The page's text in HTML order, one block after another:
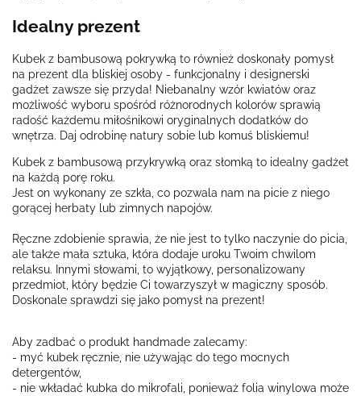
Idealny prezent
Kubek z bambusową pokrywką to również doskonały pomysł
na prezent dla bliskiej osoby - funkcjonalny i designerski
gadżet zawsze się przyda! Niebanalny wzór kwiatów oraz
możliwość wyboru spośród różnorodnych kolorów sprawią
radość każdemu miłośnikowi oryginalnych dodatków do
wnętrza. Daj odrobinę natury sobie lub komuś bliskiemu!
Kubek z bambusową przykrywką oraz słomką to idealny gadżet
na każdą porę roku.
Jest on wykonany ze szkła, co pozwala nam na picie z niego
gorącej herbaty lub zimnych napojów.
Ręczne zdobienie sprawia, że nie jest to tylko naczynie do picia,
ale także mała sztuka, która dodaje uroku Twoim chwilom
relaksu. Innymi słowami, to wyjątkowy, personalizowany
przedmiot, który będzie Ci towarzyszył w magiczny sposób.
Doskonale sprawdzi się jako pomysł na prezent!
Aby zadbać o produkt handmade zalecamy:
- myć kubek ręcznie, nie używając do tego mocnych
detergentów,
- nie wkładać kubka do mikrofali, ponieważ folia winylowa może